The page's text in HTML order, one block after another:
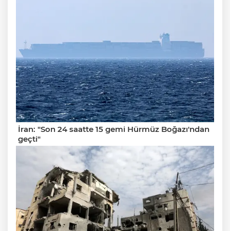
İran: "Son 24 saatte 15 gemi Hürmüz Boğazı'ndan
geçti"